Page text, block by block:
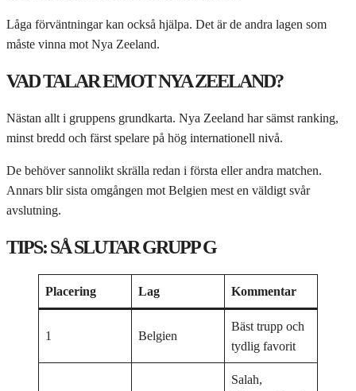
Låga förväntningar kan också hjälpa. Det är de andra lagen som
måste vinna mot Nya Zeeland.
VAD TALAR EMOT NYA ZEELAND?
Nästan allt i gruppens grundkarta. Nya Zeeland har sämst ranking,
minst bredd och färst spelare på hög internationell nivå.
De behöver sannolikt skrälla redan i första eller andra matchen.
Annars blir sista omgången mot Belgien mest en väldigt svår
avslutning.
TIPS: SÅ SLUTAR GRUPP G
Placering Lag Kommentar
1 Belgien
Bäst trupp och
tydlig favorit
Salah,